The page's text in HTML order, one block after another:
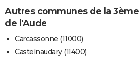
Autres communes de la
de l'Aude
Carcassonne (11000)
Castelnaudary (11400)